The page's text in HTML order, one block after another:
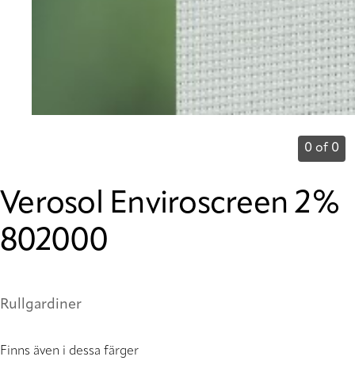
0 of 0
Verosol Enviroscreen 2%
802000
Rullgardiner
Finns även i dessa färger